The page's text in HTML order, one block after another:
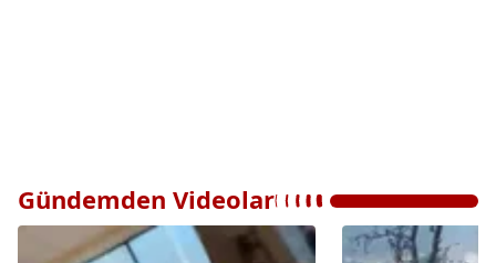
Gündemden Videolar